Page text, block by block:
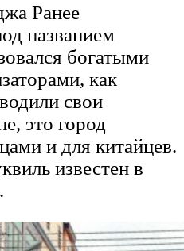
Ранее
названием
богатыми
как
свои
это город
и для китайцев.
известен в